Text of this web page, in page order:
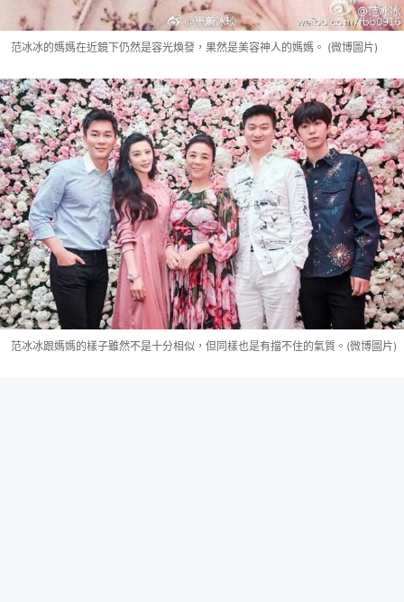
范冰冰的媽媽在近鏡下仍然是容光煥發，果然是美容神人的媽媽。 (微博圖片)
范冰冰跟媽媽的樣子雖然不是十分相似，但同樣也是有擋不住的氣質。(微博圖片)